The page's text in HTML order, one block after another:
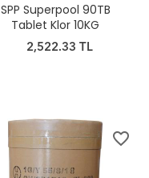
SPP Superpool 90TB
Tablet Klor 10KG
2,522.33 TL
favorite_border